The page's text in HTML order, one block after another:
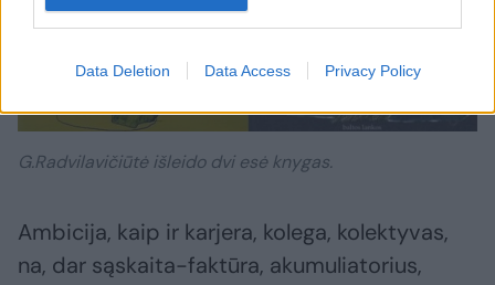
Data Deletion Data Access Privacy Policy
Daugiau nuotraukų (6)
G.Radvilavičiūtė išleido dvi esė knygas.
Ambicija, kaip ir karjera, kolega, kolektyvas,
na, dar sąskaita-faktūra, akumuliatorius,